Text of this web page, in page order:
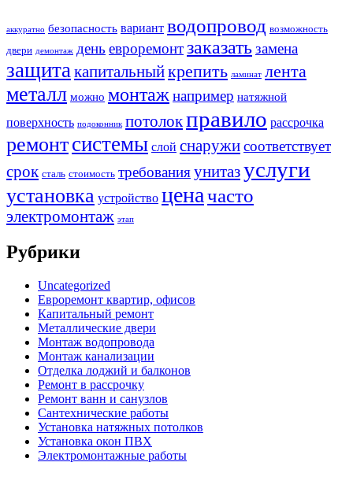
аккуратно безопасность вариант водопровод возможность
двери демонтаж день евроремонтзаказать замена
защитакапитальныйкрепить ламинат лента
металл можно монтаж например натяжной
поверхность подоконник потолокправило рассрочка
ремонтсистемы слой снаружисоответствует
срок сталь стоимость требованияунитазуслуги
установка устройство ценачасто
электромонтаж этап
Рубрики
Uncategorized
Евроремонт квартир, офисов
Капитальный ремонт
Металлические двери
Монтаж водопровода
Монтаж канализации
Отделка лоджий и балконов
Ремонт в рассрочку
Ремонт ванн и санузлов
Сантехнические работы
Установка натяжных потолков
Установка окон ПВХ
Электромонтажные работы